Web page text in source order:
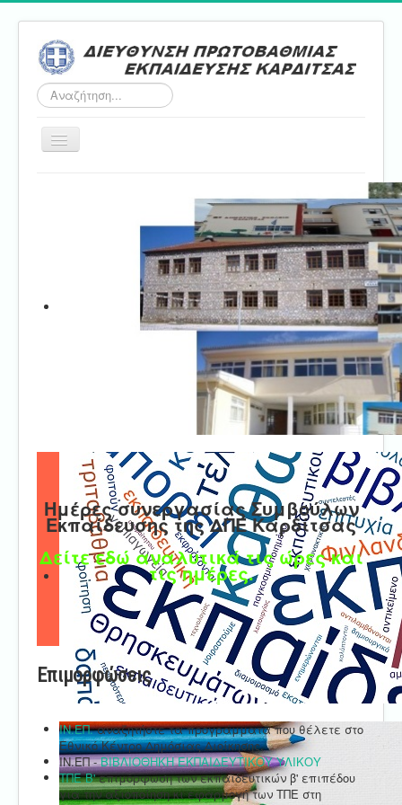
Αναζήτηση...
Εναλλαγή
Ημέρες συνεργασίας Συμβούλων
Εκπαίδευσης της ΔΠΕ Καρδίτσας
Δείτε εδώ αναλυτικά τις ώρες και
τις ημέρες.
Επιμορφώσεις
ΙΝ.ΕΠ.αναζητήστε τα προγράμματα που θέλετε στο
Εθνικό Κέντρο Δημόσιας Διοίκησης.
ΙΝ.ΕΠ -ΒΙΒΛΙΟΘΗΚΗ ΕΚΠΑΙΔΕΥΤΙΚΟΥ ΥΛΙΚΟΥ
ΤΠΕ Β'επιμόρφωση των εκπαιδευτικών β' επιπέδου
για την αξιοποίηση κι εφαρμογή των ΤΠΕ στη